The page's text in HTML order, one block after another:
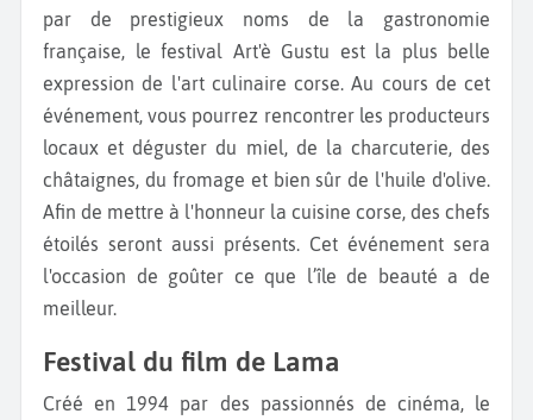
par de prestigieux noms de la gastronomie
française, le festival Art'è Gustu est la plus belle
expression de l'art culinaire corse. Au cours de cet
événement, vous pourrez rencontrer les producteurs
locaux et déguster du miel, de la charcuterie, des
châtaignes, du fromage et bien sûr de l'huile d'olive.
Afin de mettre à l'honneur la cuisine corse, des chefs
étoilés seront aussi présents. Cet événement sera
l'occasion de goûter ce que l’île de beauté a de
meilleur.
Festival du film de Lama
Créé en 1994 par des passionnés de cinéma, le